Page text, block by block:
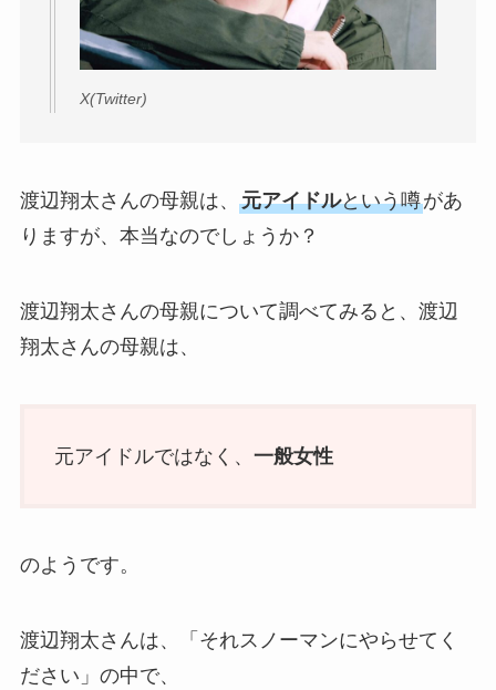
X(Twitter)
渡辺翔太さんの母親は、 元アイドルという噂があ
りますが、本当なのでしょうか？
渡辺翔太さんの母親について調べてみると、渡辺
翔太さんの母親は、
元アイドルではなく、 一般女性
のようです。
渡辺翔太さんは、「それスノーマンにやらせてく
ださい」の中で、